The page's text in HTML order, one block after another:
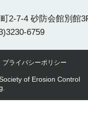
2-7-4 砂防会館別館
6759
プライバシーポリシー
of Erosion Control